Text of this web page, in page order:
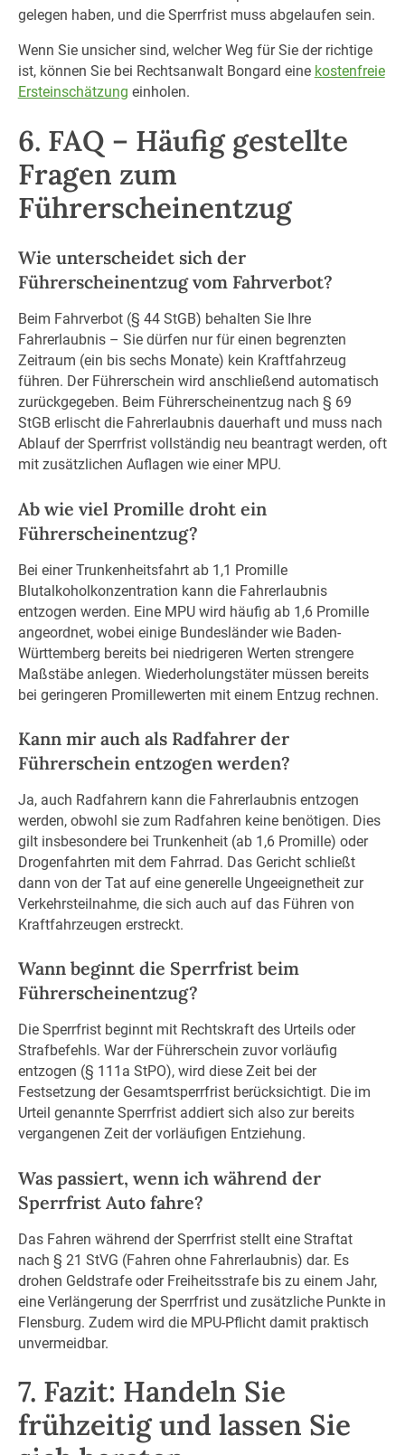
gelegen haben, und die Sperrfrist muss abgelaufen sein.
Wenn Sie unsicher sind, welcher Weg für Sie der richtige
ist, können Sie bei Rechtsanwalt Bongard eine kostenfreie
Ersteinschätzung einholen.
6. FAQ – Häufig gestellte
Fragen zum
Führerscheinentzug
Wie unterscheidet sich der
Führerscheinentzug vom Fahrverbot?
Beim Fahrverbot (§ 44 StGB) behalten Sie Ihre
Fahrerlaubnis – Sie dürfen nur für einen begrenzten
Zeitraum (ein bis sechs Monate) kein Kraftfahrzeug
führen. Der Führerschein wird anschließend automatisch
zurückgegeben. Beim Führerscheinentzug nach § 69
StGB erlischt die Fahrerlaubnis dauerhaft und muss nach
Ablauf der Sperrfrist vollständig neu beantragt werden, oft
mit zusätzlichen Auflagen wie einer MPU.
Ab wie viel Promille droht ein
Führerscheinentzug?
Bei einer Trunkenheitsfahrt ab 1,1 Promille
Blutalkoholkonzentration kann die Fahrerlaubnis
entzogen werden. Eine MPU wird häufig ab 1,6 Promille
angeordnet, wobei einige Bundesländer wie Baden-
Württemberg bereits bei niedrigeren Werten strengere
Maßstäbe anlegen. Wiederholungstäter müssen bereits
bei geringeren Promillewerten mit einem Entzug rechnen.
Kann mir auch als Radfahrer der
Führerschein entzogen werden?
Ja, auch Radfahrern kann die Fahrerlaubnis entzogen
werden, obwohl sie zum Radfahren keine benötigen. Dies
gilt insbesondere bei Trunkenheit (ab 1,6 Promille) oder
Drogenfahrten mit dem Fahrrad. Das Gericht schließt
dann von der Tat auf eine generelle Ungeeignetheit zur
Verkehrsteilnahme, die sich auch auf das Führen von
Kraftfahrzeugen erstreckt.
Wann beginnt die Sperrfrist beim
Führerscheinentzug?
Die Sperrfrist beginnt mit Rechtskraft des Urteils oder
Strafbefehls. War der Führerschein zuvor vorläufig
entzogen (§ 111a StPO), wird diese Zeit bei der
Festsetzung der Gesamtsperrfrist berücksichtigt. Die im
Urteil genannte Sperrfrist addiert sich also zur bereits
vergangenen Zeit der vorläufigen Entziehung.
Was passiert, wenn ich während der
Sperrfrist Auto fahre?
Das Fahren während der Sperrfrist stellt eine Straftat
nach § 21 StVG (Fahren ohne Fahrerlaubnis) dar. Es
drohen Geldstrafe oder Freiheitsstrafe bis zu einem Jahr,
eine Verlängerung der Sperrfrist und zusätzliche Punkte in
Flensburg. Zudem wird die MPU-Pflicht damit praktisch
unvermeidbar.
7. Fazit: Handeln Sie
frühzeitig und lassen Sie